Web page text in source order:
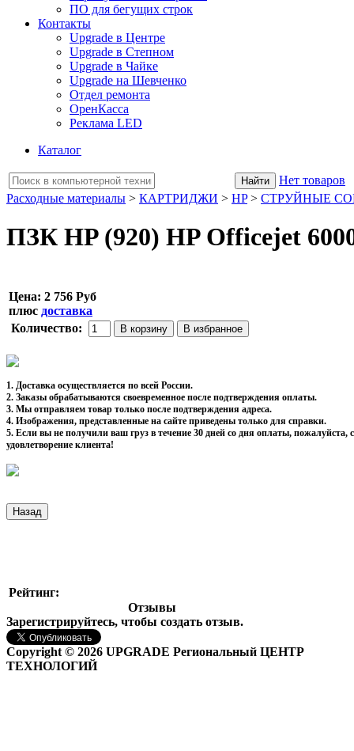
ПО для бегущих строк
Контакты
Upgrade в Центре
Upgrade в Степном
Upgrade в Чайке
Upgrade на Шевченко
Отдел ремонта
ОренКасса
Реклама LED
Каталог
Нет товаров
Расходные материалы > КАРТРИДЖИ > HP> СТРУЙНЫЕ
ПЗК HP (920) HP Officejet
Цена: 2 756 Руб
плюс доставка
Количество:
1. Доставка осуществляется по всей России.
2. Заказы обрабатываются своевременное после подтверждения оплаты.
3. Мы отправляем товар только после подтверждения адреса.
4. Изображения, представленные на сайте приведены только для справки.
5. Если вы не получили ваш груз в течение 30 дней со дня оплаты,
удовлетворение клиента!
Рейтинг:
Отзывы
Зарегистрируйтесь, чтобы создать отзыв.
Copyright © 2026 UPGRADE Региональный ЦЕНТР
ТЕХНОЛОГИЙ